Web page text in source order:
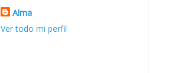
Alma
Ver todo mi perfil